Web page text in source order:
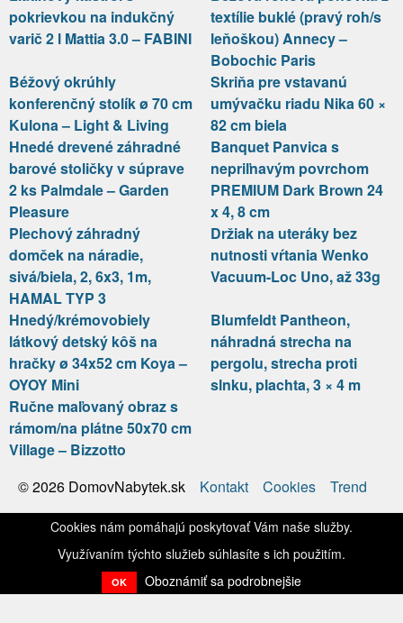
pokrievkou na indukčný
varič 2 l Mattia 3.0 – FABINI
textílie buklé (pravý roh/s
leňoškou) Annecy –
Bobochic Paris
Béžový okrúhly
konferenčný stolík ø 70 cm
Kulona – Light & Living
Skriňa pre vstavanú
umývačku riadu Nika 60 ×
82 cm biela
Hnedé drevené záhradné
barové stoličky v súprave
2 ks Palmdale – Garden
Pleasure
Banquet Panvica s
nepriľnavým povrchom
PREMIUM Dark Brown 24
x 4, 8 cm
Plechový záhradný
domček na náradie,
sivá/biela, 2, 6x3, 1m,
HAMAL TYP 3
Držiak na uteráky bez
nutnosti vŕtania Wenko
Vacuum-Loc Uno, až 33g
Hnedý/krémovobiely
látkový detský kôš na
hračky ø 34x52 cm Koya –
OYOY Mini
Blumfeldt Pantheon,
náhradná strecha na
pergolu, strecha proti
slnku, plachta, 3 × 4 m
Ručne maľovaný obraz s
rámom/na plátne 50x70 cm
Village – Bizzotto
© 2026 DomovNabytek.sk
Kontakt Cookies Trend
Cookies nám pomáhajú poskytovať Vám naše služby.
Využívaním týchto služieb súhlasíte s ich použitím.
OK Oboznámiť sa podrobnejšie